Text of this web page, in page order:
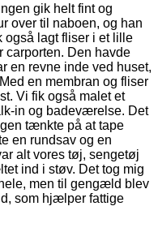
gik helt fint og
over til naboen, og han
også lagt fliser i et lille
carporten. Den havde
en revne inde ved huset,
en membran og fliser
Vi fik også malet et
in og badeværelse. Det
tænkte på at tape
en rundsav og en
alt vores tøj, sengetøj
ind i støv. Det tog mig
men til gengæld blev
som hjælper fattige